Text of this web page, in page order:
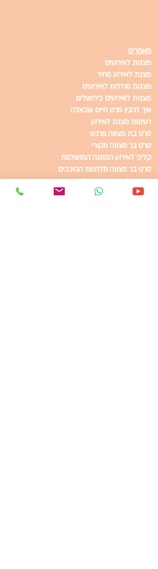
מאמרים
מצגות לאירועים
מצגת לאירוע מחיר
מצגות מוזלות לאירועים
מצגות לאירועים בירושלים
איך להכין סרט חיים שכאלה
רעיונות מצגת לאירוע
סרט בת מצווה מרגש
סרט בר מצווה מקורי​
קליפ לאירוע המתנה המושלמת
סרט בר מצווה מלחמת הכוכבים
מצגות לאירועים בירושלים
מצגת לאירוע במחיר זול